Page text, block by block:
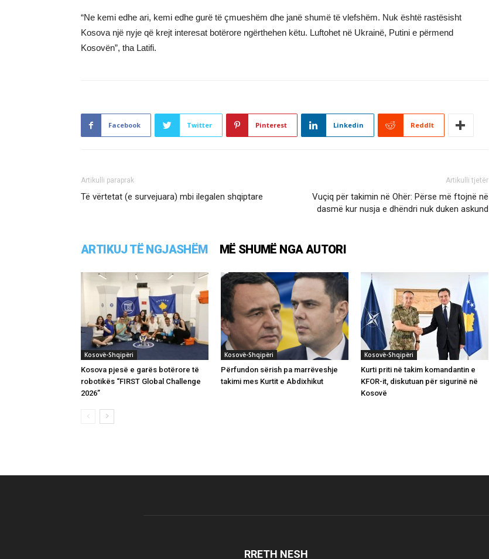
“Ne kemi edhe ari, kemi edhe gurë të çmueshëm dhe janë shumë të vlefshëm. Nuk është rastësisht
Kosova një nyje që krejt interesat botërore ngërthehen këtu. Luftohet në Ukrainë, Putini e përmend
Kosovën”, tha Latifi.
Facebook Twitter Pinterest Linkedin ReddIt
Artikulli paraprak
Të vërtetat (e survejuara) mbi ilegalen shqiptare
Artikulli tjetër
Vuçiq për takimin në Ohër: Përse më ftojnë në
dasmë kur nusja e dhëndri nuk duken askund
ARTIKUJ TË NGJASHËM MË SHUMË NGA AUTORI
Kosovë-Shqipëri
Kosova pjesë e garës botërore të
robotikës “FIRST Global Challenge
2026”
Kosovë-Shqipëri
Përfundon sërish pa marrëveshje
takimi mes Kurtit e Abdixhikut
Kosovë-Shqipëri
Kurti priti në takim komandantin e
KFOR-it, diskutuan për sigurinë në
Kosovë
RRETH NESH